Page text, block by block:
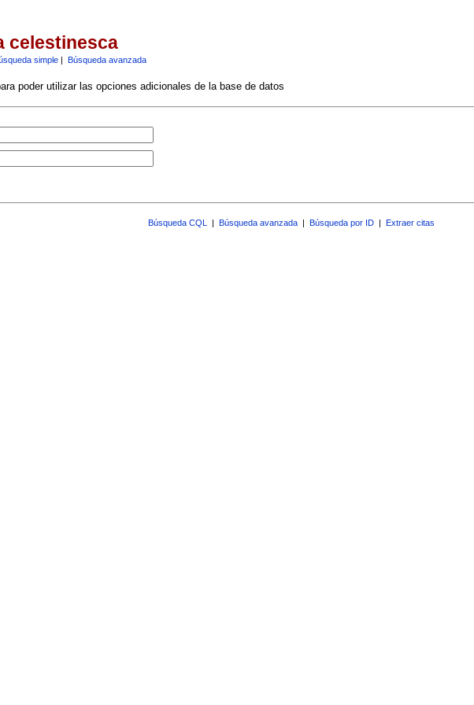
celestinesca
simple| Búsqueda avanzada
poder utilizar las opciones adicionales de la base de datos
Búsqueda CQL | Búsqueda avanzada | Búsqueda por ID | Extraer citas